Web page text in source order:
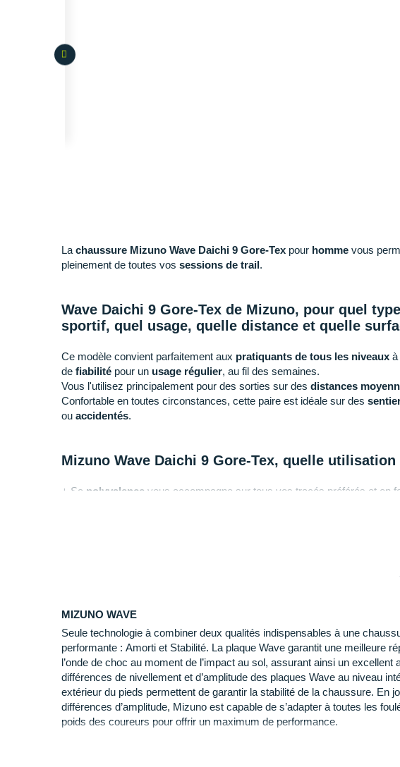
La chaussure Mizuno Wave Daichi 9 Gore-Tex pour homme vous
pleinement de toutes vos sessions de trail.
Wave Daichi 9 Gore-Tex de Mizuno, pour quel
sportif, quel usage, quelle distance et quelle
Ce modèle convient parfaitement aux pratiquants de tous les niveaux à
de fiabilité pour un usage régulier, au fil des semaines.
Vous l'utilisez principalement pour des sorties sur des distances
Confortable en toutes circonstances, cette paire est idéale sur des
ou accidentés.
Mizuno Wave Daichi 9 Gore-Tex, quelle utilisation
+ Sa polyvalence vous accompagne sur tous vos tracés préférés et en
D'une membrane imperméable et respirante Gore-Tex.
D'unamorti indispensable et un retour d'énergie bienvenu pour
Derenfortspour accroître la durabilité.
D'une plaque de protectionpour votre sécurité et votre bien-être.
D'une respirabilité optimale pendant votre effort.
D'unestabilitémaximale pour plus de sérénité.
MIZUNO WAVE
Seule technologie à combiner deux qualités indispensables à une
performante : Amorti et Stabilité. La plaque Wave garantit une meilleure
l’onde de choc au moment de l’impact au sol, assurant ainsi un excellent
différences de nivellement et d’amplitude des plaques Wave au niveau
extérieur du pieds permettent de garantir la stabilité de la chaussure. En
différences d’amplitude, Mizuno est capable de s’adapter à toutes les
poids des coureurs pour offrir un maximum de performance.